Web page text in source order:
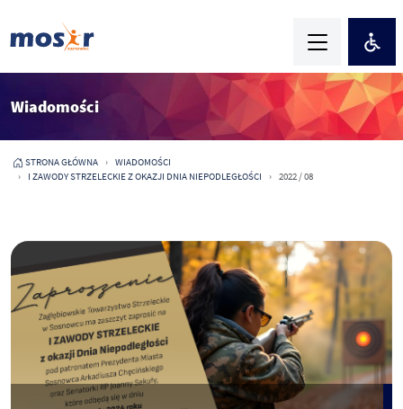
Wiadomości
STRONA GŁÓWNA
WIADOMOŚCI
I ZAWODY STRZELECKIE Z OKAZJI DNIA NIEPODLEGŁOŚCI
2022 / 08